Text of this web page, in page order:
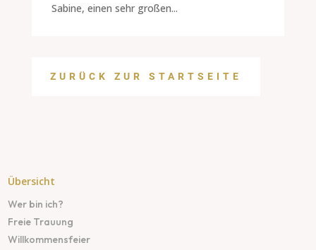
Sabine, einen sehr großen...
ZURÜCK ZUR STARTSEITE
Übersicht
Wer bin ich?
Freie Trauung
Willkommensfeier